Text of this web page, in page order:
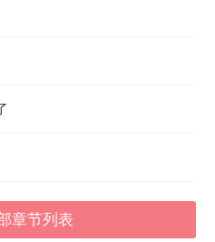
章节列表